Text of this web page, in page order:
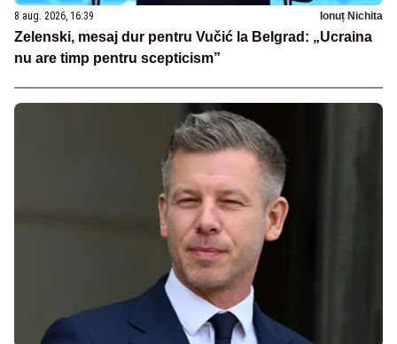
8 aug. 2026, 16:39 Ionuț Nichita
Zelenski, mesaj dur pentru Vučić la Belgrad: „Ucraina
nu are timp pentru scepticism”